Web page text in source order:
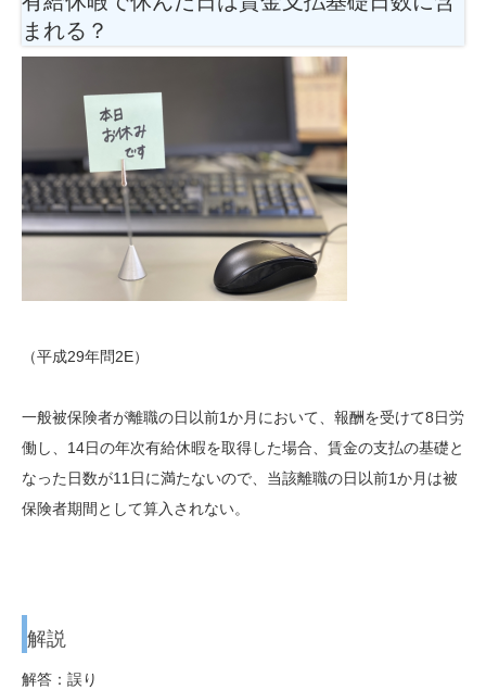
まれる？
（平成29年問2E）
一般被保険者が離職の日以前1か月において、報酬を受けて8日労
働し、14日の年次有給休暇を取得した場合、賃金の支払の基礎と
なった日数が11日に満たないので、当該離職の日以前1か月は被
保険者期間として算入されない。
解説
解答：誤り